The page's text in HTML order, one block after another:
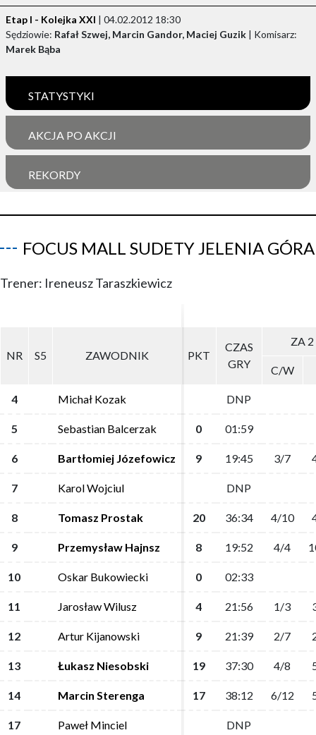
Etap I - Kolejka XXI | 04.02.2012 18:30
Sędziowie: Rafał Szwej, Marcin Gandor, Maciej Guzik | Komisarz:
Marek Bąba
STATYSTYKI
AKCJA PO AKCJI
REKORDY
FOCUS MALL SUDETY JELENIA GÓRA
Trener: Ireneusz Taraszkiewicz
NR S5 ZAWODNIK PKT
CZAS
GRY
ZA 2
C/W
4 Michał Kozak DNP
5 Sebastian Balcerzak 0 01:59
6 Bartłomiej Józefowicz 9 19:45 3/7
7 Karol Wojciul DNP
8 Tomasz Prostak 20 36:34 4/10
9 Przemysław Hajnsz 8 19:52 4/4
10 Oskar Bukowiecki 0 02:33
11 Jarosław Wilusz 4 21:56 1/3
12 Artur Kijanowski 9 21:39 2/7
13 Łukasz Niesobski 19 37:30 4/8
14 Marcin Sterenga 17 38:12 6/12
17 Paweł Minciel DNP
NR S5 ZAWODNIK PKT
CZAS
GRY
ZA 2
C/W
4 Michał Kozak DNP
5 Sebastian Balcerzak 0 01:59
6 Bartłomiej Józefowicz 9 19:45 3/7
7 Karol Wojciul DNP
8 Tomasz Prostak 20 36:34 4/10
9 Przemysław Hajnsz 8 19:52 4/4
10 Oskar Bukowiecki 0 02:33
11 Jarosław Wilusz 4 21:56 1/3
12 Artur Kijanowski 9 21:39 2/7
13 Łukasz Niesobski 19 37:30 4/8
14 Marcin Sterenga 17 38:12 6/12
17 Paweł Minciel DNP